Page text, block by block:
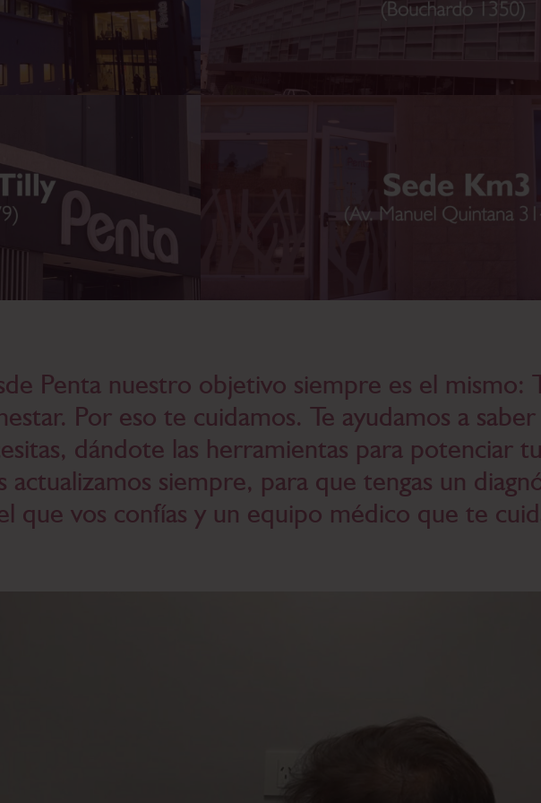
Penta nuestro objetivo siempre es el mismo:
Por eso te cuidamos. Te ayudamos a
dándote las herramientas para potenciar
actualizamos siempre, para que tengas un
que vos confías y un equipo médico que te